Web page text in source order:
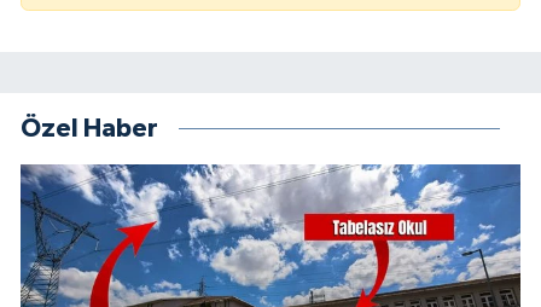
Özel Haber